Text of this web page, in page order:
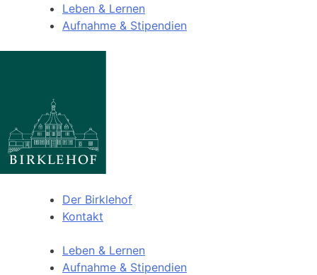
Leben & Lernen
Aufnahme & Stipendien
Der Birklehof
Kontakt
Leben & Lernen
Aufnahme & Stipendien